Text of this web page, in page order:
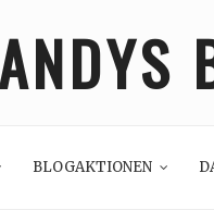
BLOGAKTIONEN